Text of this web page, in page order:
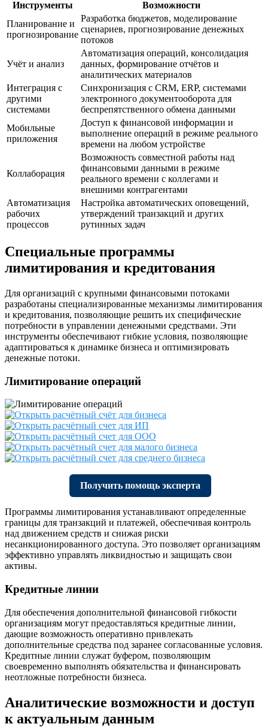
Инструменты
Возможности
Планирование и
прогнозирование
Разработка бюджетов, моделирование
сценариев, прогнозирование денежных
потоков
Учёт и анализ
Автоматизация операций, консолидация
данных, формирование отчётов и
аналитических материалов
Интеграция с
другими
системами
Синхронизация с CRM, ERP, системами
электронного документооборота для
беспрепятственного обмена данными
Мобильные
приложения
Доступ к финансовой информации и
выполнение операций в режиме реального
времени на любом устройстве
Коллаборация
Возможность совместной работы над
финансовыми данными в режиме
реального времени с коллегами и
внешними контрагентами
Автоматизация
рабочих
процессов
Настройка автоматических оповещений,
утверждений транзакций и других
рутинных задач
Специальные программы
лимитирования и кредитования
Для организаций с крупными финансовыми потоками
разработаны специализированные механизмы лимитирования
и кредитования, позволяющие решить их специфические
потребности в управлении денежными средствами. Эти
инструменты обеспечивают гибкие условия, позволяющие
адаптироваться к динамике бизнеса и оптимизировать
денежные потоки.
Лимитирование операций
Получить помощь эксперта
Программы лимитирования устанавливают определенные
границы для транзакций и платежей, обеспечивая контроль
над движением средств и снижая риски
несанкционированного доступа. Это позволяет организациям
эффективно управлять ликвидностью и защищать свои
активы.
Кредитные линии
Для обеспечения дополнительной финансовой гибкости
организациям могут предоставляться кредитные линии,
дающие возможность оперативно привлекать
дополнительные средства под заранее согласованные условия.
Кредитные линии служат буфером, позволяющим
своевременно выполнять обязательства и финансировать
неотложные потребности бизнеса.
Аналитические возможности и доступ
к актуальным данным